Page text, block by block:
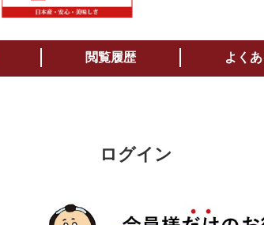
閲覧履歴 よく
ログイン